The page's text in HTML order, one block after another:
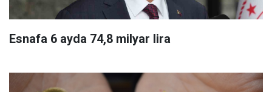
Esnafa 6 ayda 74,8 milyar lira